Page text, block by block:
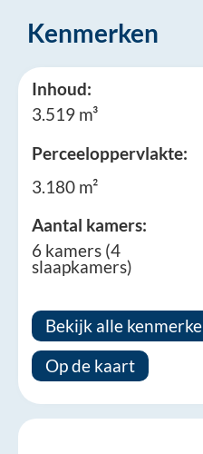
Kenmerken
Inhoud:
3.519 m³
Perceeloppervlakte:
3.180 m²
Aantal kamers:
6 kamers (4
slaapkamers)
Bekijk alle
Op de kaart